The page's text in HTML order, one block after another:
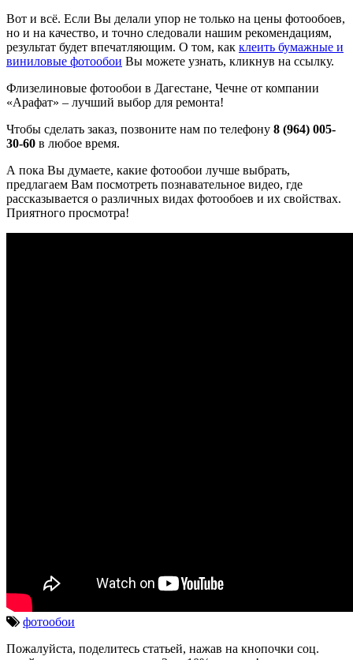
Вот и всё. Если Вы делали упор не только на цены фотообоев,
но и на качество, и точно следовали нашим рекомендациям,
результат будет впечатляющим. О том, как клеить бумажные и
виниловые фотообои Вы можете узнать, кликнув на ссылку.
Флизелиновые фотообои в Дагестане, Чечне от компании
«Арафат» – лучший выбор для ремонта!
Чтобы сделать заказ, позвоните нам по телефону 8 (964) 005-
30-60 в любое время.
А пока Вы думаете, какие фотообои лучше выбрать,
предлагаем Вам посмотреть познавательное видео, где
рассказывается о различных видах фотообоев и их свойствах.
Приятного просмотра!
фотообои
Пожалуйста, поделитесь статьей, нажав на кнопочки соц.